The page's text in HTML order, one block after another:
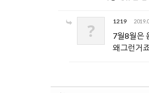
? 1219
7월8월은
왜그런거